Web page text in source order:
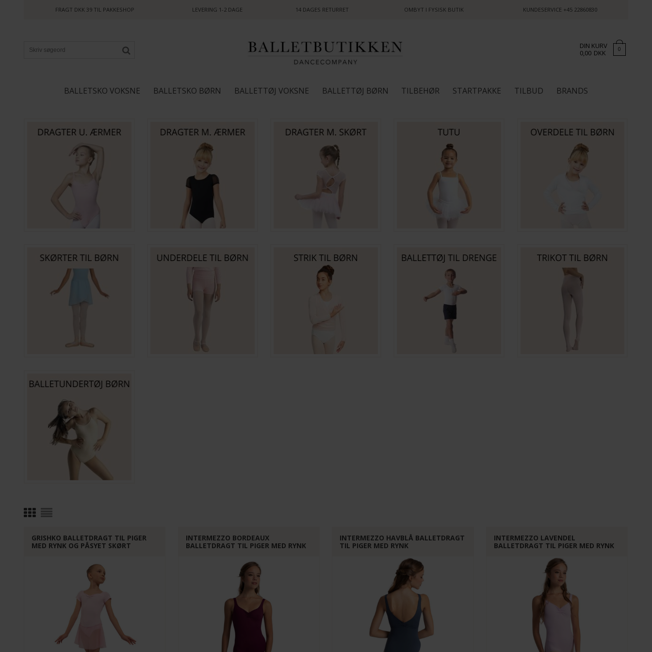
FRAGT DKK 39 TIL PAKKESHOP LEVERING 1-2 DAGE 14 DAGES RETURRET OMBYT I FYSISK BUTIK KUNDESERVICE +45 22860830
DIN KURV
0,00 DKK 0
BALLETSKO VOKSNE BALLETSKO BØRN BALLETTØJ VOKSNE BALLETTØJ BØRN TILBEHØR STARTPAKKE TILBUD BRANDS
GRISHKO BALLETDRAGT TIL PIGER
MED RYNK OG PÅSYET SKØRT
INTERMEZZO BORDEAUX
BALLETDRAGT TIL PIGER MED RYNK
INTERMEZZO HAVBLÅ BALLETDRAGT
TIL PIGER MED RYNK
INTERMEZZO LAVENDEL
BALLETDRAGT TIL PIGER MED RYNK